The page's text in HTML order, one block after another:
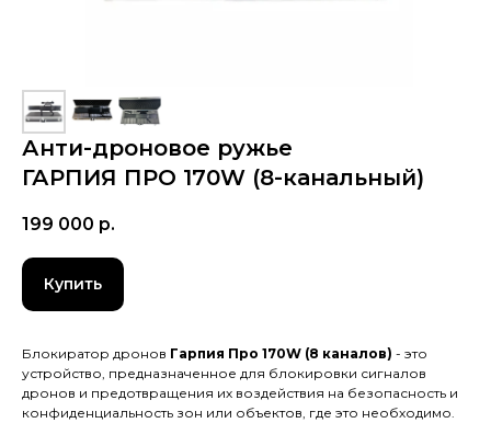
Анти-дроновое ружье
ГАРПИЯ ПРО 170W (8-канальный)
199 000 р.
Купить
Блокиратор дронов Гарпия Про 170W (8 каналов) - это
устройство, предназначенное для блокировки сигналов
дронов и предотвращения их воздействия на безопасность и
конфиденциальность зон или объектов, где это необходимо.